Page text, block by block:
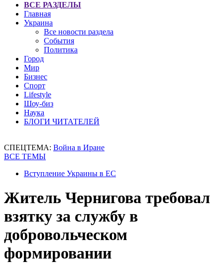
ВСЕ РАЗДЕЛЫ
Главная
Украина
Все новости раздела
События
Политика
Город
Мир
Бизнес
Спорт
Lifestyle
Шоу-биз
Наука
БЛОГИ ЧИТАТЕЛЕЙ
СПЕЦТЕМА: Война в Иране
ВСЕ ТЕМЫ
Вступление Украины в ЕС
Житель Чернигова требовал
взятку за службу в
добровольческом
формировании